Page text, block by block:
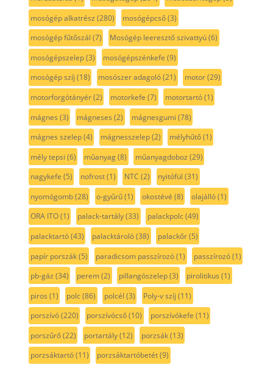
mosógép alkatrész (280) mosógépcső(3)
mosógép fűtőszál (7) Mosógép leeresztő szivattyú(6)
mosógépszelep(3) mosógépszénkefe (9)
mosógép szíj (18) mosószer adagoló(21) motor(29)
motorforgótányér(2) motorkefe (7) motortartó(1)
mágnes (3) mágneses (2) mágnesgumi (78)
mágnes szelep(4) mágnesszelep(2) mélyhűtő(1)
mély tepsi (6) műanyag(8) műanyagdoboz (29)
nagykefe (5) nofrost(1) NTC (2) nyitófül (31)
nyomógomb(28) o-gyűrű(1) okostévé (8) olajálló(1)
ORA ITO(1) palack-tartály(33) palackpolc(49)
palacktartó(43) palacktároló(38) palackőr(5)
papír porszák(5) paradicsom passzírozó(1) passzírozó(1)
pb-gáz (34) perem(2) pillangószelep(3) pirolitikus (1)
piros (1) polc(86) polcél (3) Poly-v szíj (11)
porszívó(220) porszívócső(10) porszívókefe (11)
porszűrő(22) portartály(12) porzsák(13)
porzsáktartó(11) porzsáktartóbetét(9)